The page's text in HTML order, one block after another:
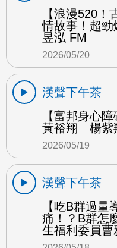
【浪漫520
情故事！超
昱泓 FM
2026/05/20
漢聲下午茶
【富邦身心
黃裕翔 楊紫
2026/05/19
漢聲下午茶
【吃B群過量
痛！？B群怎
生福利委員曹